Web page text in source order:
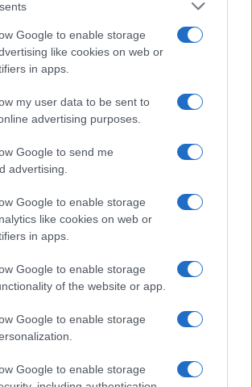
Google to enable storage
like cookies on web or
in apps.
my user data to be sent to
advertising purposes.
Google to send me
advertising.
Google to enable storage
like cookies on web or
in apps.
Google to enable storage
of the website or app.
Google to enable storage
Google to enable storage
te
re
st
at
s
A
p
p
a
re
Articolo precedente
Prossimo articolo
meteo per il weekend a Olbia e in
Hunziker in Gallura, bella anche dal
minori chiude
divieto di sosta contro spaccio e degrado: